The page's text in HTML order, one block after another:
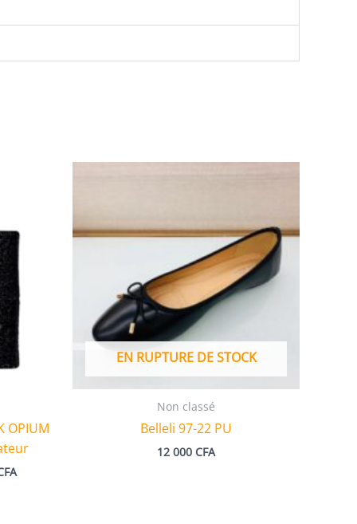
OPIUM
Plage
EN RUPTURE DE STOCK
Non classé
Belleli 97-22 PU
12 000 CFA